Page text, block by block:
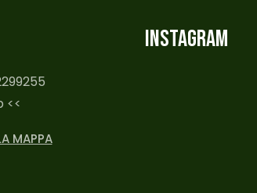
<<
MAPPA
INSTAGRAM